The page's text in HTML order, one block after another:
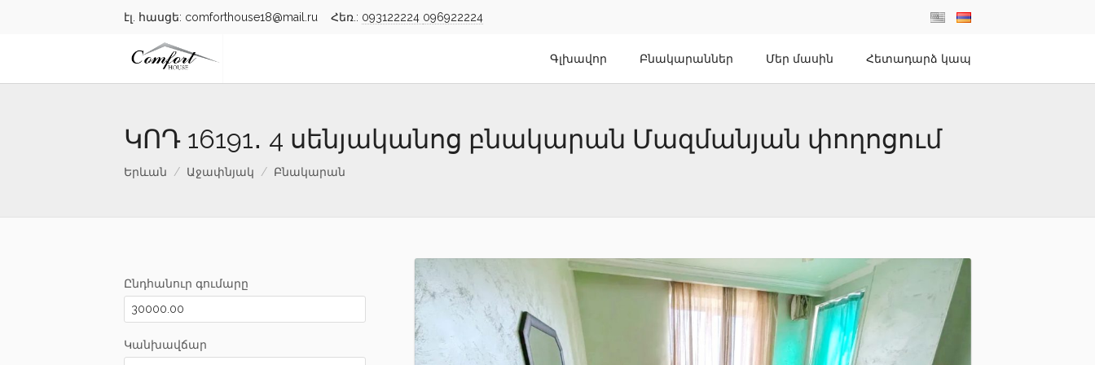
էլ. հասցե: comforthouse18@mail.ru Հեռ.: 093122224 096922224
Գլխավոր Բնակարաններ Մեր մասին Հետադարձ կապ
ԿՈԴ 16191․ 4 սենյականոց բնակարան Մազմանյան փողոցում
Երևան Աջափնյակ Բնակարան
Ընդհանուր գումարը
Կանխավճար